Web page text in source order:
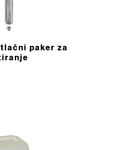
paker za